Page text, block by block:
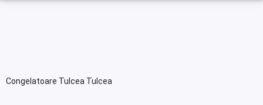
Congelatoare Tulcea Tulcea